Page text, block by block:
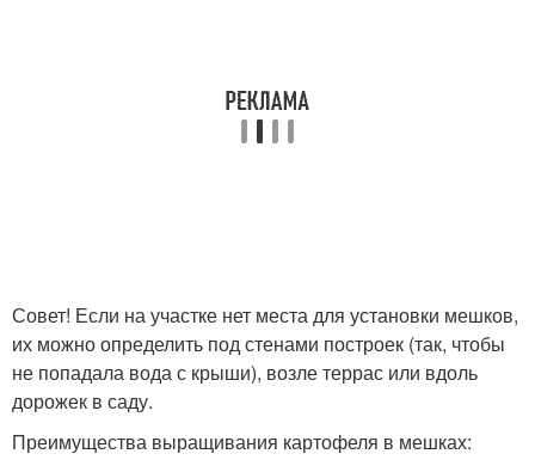
Совет! Если на участке нет места для установки мешков,
их можно определить под стенами построек (так, чтобы
не попадала вода с крыши), возле террас или вдоль
дорожек в саду.
Преимущества выращивания картофеля в мешках: